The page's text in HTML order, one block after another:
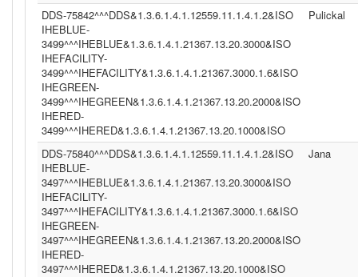
DDS-75842^^^DDS&1.3.6.1.4.1.12559.11.1.4.1.2&ISO
IHEBLUE-
3499^^^IHEBLUE&1.3.6.1.4.1.21367.13.20.3000&ISO
IHEFACILITY-
3499^^^IHEFACILITY&1.3.6.1.4.1.21367.3000.1.6&ISO
IHEGREEN-
3499^^^IHEGREEN&1.3.6.1.4.1.21367.13.20.2000&ISO
IHERED-
3499^^^IHERED&1.3.6.1.4.1.21367.13.20.1000&ISO
Pulickal
DDS-75840^^^DDS&1.3.6.1.4.1.12559.11.1.4.1.2&ISO
IHEBLUE-
3497^^^IHEBLUE&1.3.6.1.4.1.21367.13.20.3000&ISO
IHEFACILITY-
3497^^^IHEFACILITY&1.3.6.1.4.1.21367.3000.1.6&ISO
IHEGREEN-
3497^^^IHEGREEN&1.3.6.1.4.1.21367.13.20.2000&ISO
IHERED-
3497^^^IHERED&1.3.6.1.4.1.21367.13.20.1000&ISO
Jana